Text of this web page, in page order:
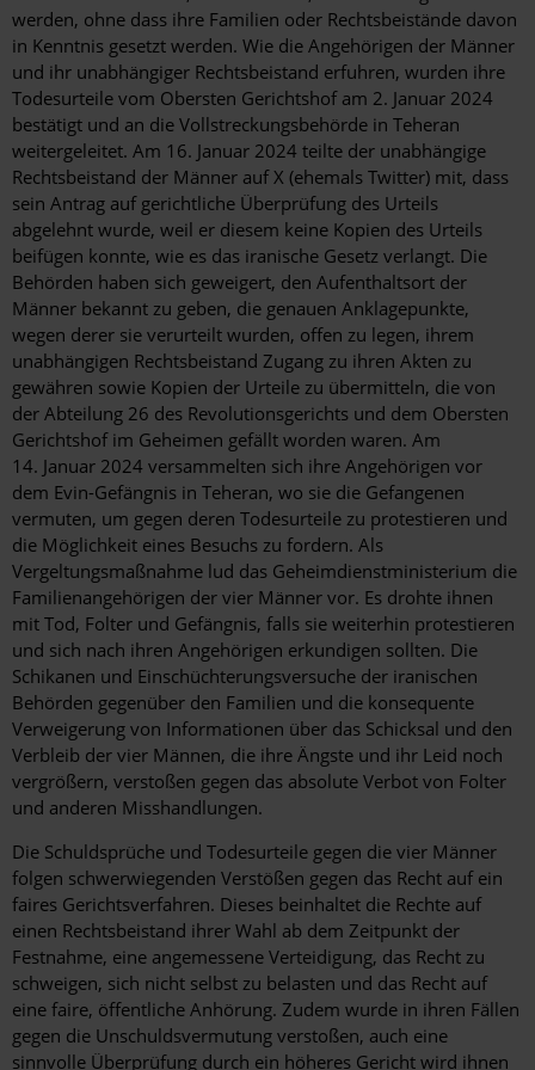
werden, ohne dass ihre Familien oder Rechtsbeistände davon
in Kenntnis gesetzt werden. Wie die Angehörigen der Männer
und ihr unabhängiger Rechtsbeistand erfuhren, wurden ihre
Todesurteile vom Obersten Gerichtshof am 2. Januar 2024
bestätigt und an die Vollstreckungsbehörde in Teheran
weitergeleitet. Am 16. Januar 2024 teilte der unabhängige
Rechtsbeistand der Männer auf X (ehemals Twitter) mit, dass
sein Antrag auf gerichtliche Überprüfung des Urteils
abgelehnt wurde, weil er diesem keine Kopien des Urteils
beifügen konnte, wie es das iranische Gesetz verlangt. Die
Behörden haben sich geweigert, den Aufenthaltsort der
Männer bekannt zu geben, die genauen Anklagepunkte,
wegen derer sie verurteilt wurden, offen zu legen, ihrem
unabhängigen Rechtsbeistand Zugang zu ihren Akten zu
gewähren sowie Kopien der Urteile zu übermitteln, die von
der Abteilung 26 des Revolutionsgerichts und dem Obersten
Gerichtshof im Geheimen gefällt worden waren. Am
14. Januar 2024 versammelten sich ihre Angehörigen vor
dem Evin-Gefängnis in Teheran, wo sie die Gefangenen
vermuten, um gegen deren Todesurteile zu protestieren und
die Möglichkeit eines Besuchs zu fordern. Als
Vergeltungsmaßnahme lud das Geheimdienstministerium die
Familienangehörigen der vier Männer vor. Es drohte ihnen
mit Tod, Folter und Gefängnis, falls sie weiterhin protestieren
und sich nach ihren Angehörigen erkundigen sollten. Die
Schikanen und Einschüchterungsversuche der iranischen
Behörden gegenüber den Familien und die konsequente
Verweigerung von Informationen über das Schicksal und den
Verbleib der vier Männen, die ihre Ängste und ihr Leid noch
vergrößern, verstoßen gegen das absolute Verbot von Folter
und anderen Misshandlungen.
Die Schuldsprüche und Todesurteile gegen die vier Männer
folgen schwerwiegenden Verstößen gegen das Recht auf ein
faires Gerichtsverfahren. Dieses beinhaltet die Rechte auf
einen Rechtsbeistand ihrer Wahl ab dem Zeitpunkt der
Festnahme, eine angemessene Verteidigung, das Recht zu
schweigen, sich nicht selbst zu belasten und das Recht auf
eine faire, öffentliche Anhörung. Zudem wurde in ihren Fällen
gegen die Unschuldsvermutung verstoßen, auch eine
sinnvolle Überprüfung durch ein höheres Gericht wird ihnen